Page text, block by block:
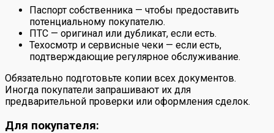
Паспорт собственника — чтобы предоставить
потенциальному покупателю.
ПТС — оригинал или дубликат, если есть.
Техосмотр и сервисные чеки — если есть,
подтверждающие регулярное обслуживание.
Обязательно подготовьте копии всех документов.
Иногда покупатели запрашивают их для
предварительной проверки или оформления сделок.
Для покупателя: